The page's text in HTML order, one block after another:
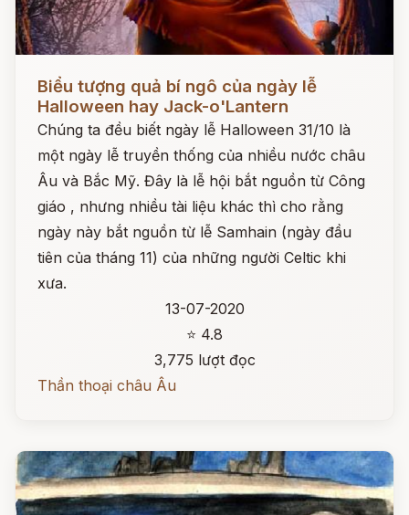
Đọc ngay
Biểu tượng quả bí ngô của ngày lễ
Halloween hay Jack-o'Lantern
Chúng ta đều biết ngày lễ Halloween 31/10 là
một ngày lễ truyền thống của nhiều nước châu
Âu và Bắc Mỹ. Đây là lễ hội bắt nguồn từ Công
giáo , nhưng nhiều tài liệu khác thì cho rằng
ngày này bắt nguồn từ lễ Samhain (ngày đầu
tiên của tháng 11) của những người Celtic khi
xưa.
13-07-2020
⭐ 4.8
3,775 lượt đọc
Thần thoại châu Âu